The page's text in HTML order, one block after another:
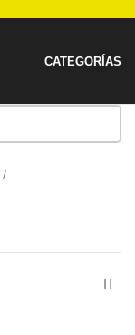
CATEGORÍAS